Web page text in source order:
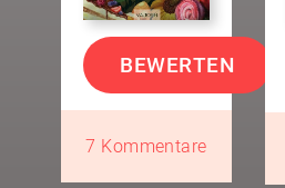
BEWERTEN
7 Kommentare